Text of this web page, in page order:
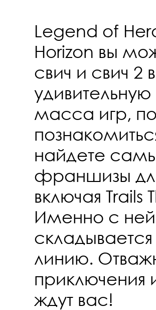
Legend of
Horizon вы
свич и свич
масса игр,
найдете
франшизы
включая Trails
Именно с
линию.
приключения
ждут вас!